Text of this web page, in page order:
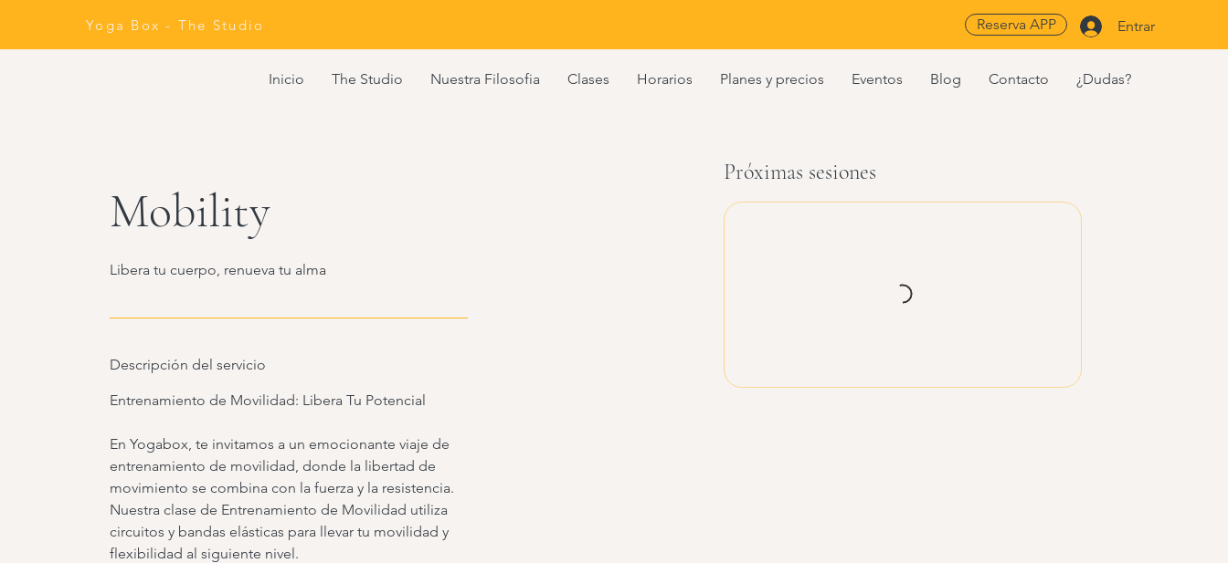
Yoga Box - The Studio Reserva APP Entrar
Inicio The Studio Nuestra Filosofia Clases Horarios Planes y precios Eventos Blog Contacto ¿Dudas?
Mobility
Libera tu cuerpo, renueva tu alma
Descripción del servicio
Entrenamiento de Movilidad: Libera Tu Potencial
En Yogabox, te invitamos a un emocionante viaje de
entrenamiento de movilidad, donde la libertad de
movimiento se combina con la fuerza y la resistencia.
Nuestra clase de Entrenamiento de Movilidad utiliza
circuitos y bandas elásticas para llevar tu movilidad y
flexibilidad al siguiente nivel.
Próximas sesiones